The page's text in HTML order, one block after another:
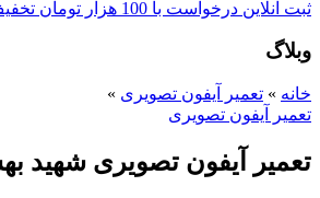
ثبت آنلاین درخواست با 100 هزار تومان تخفیف
وبلاگ
خانه » تعمیر آیفون تصویری »
تعمیر آیفون تصویری
تعمیر آیفون تصویری شهید